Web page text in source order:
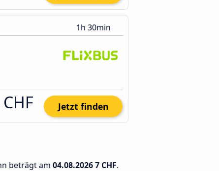
1h 30min
Jetzt finden
beträgt am 04.08.20267 CHF.